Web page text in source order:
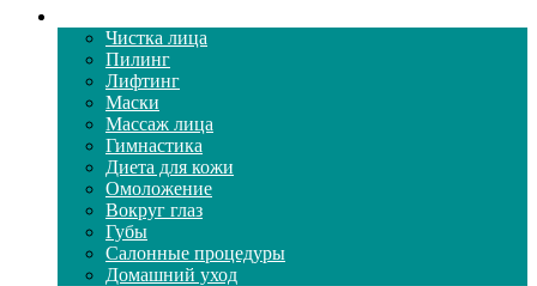
Чистка лица
Пилинг
Лифтинг
Маски
Массаж лица
Гимнастика
Диета для кожи
Омоложение
Вокруг глаз
Губы
Салонные процедуры
Домашний уход